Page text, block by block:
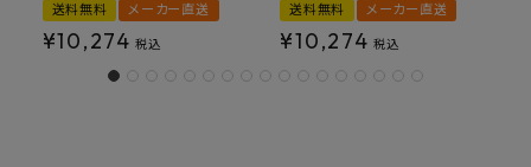
送料無料 メーカー直送
¥10,274 税込
送料無料 メーカー直送
¥10,274 税込